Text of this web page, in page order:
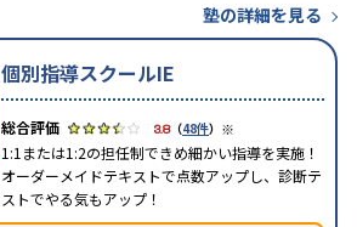
塾の詳細を見る
個別指導スクールIE
3.8（48件） ※
1:1または1:2の担任制できめ細かい指導を実施！
オーダーメイドテキストで点数アップし、診断テ
ストでやる気もアップ！